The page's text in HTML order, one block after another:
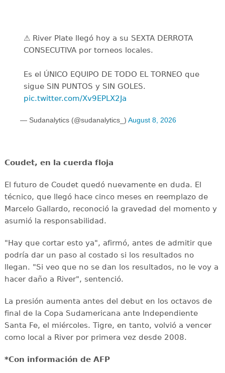
⚠️ River Plate llegó hoy a su SEXTA DERROTA
CONSECUTIVA por torneos locales.
Es el ÚNICO EQUIPO DE TODO EL TORNEO que
sigue SIN PUNTOS y SIN GOLES.
pic.twitter.com/Xv9EPLX2Ja
— Sudanalytics (@sudanalytics_) August 8, 2026
Coudet, en la cuerda floja
El futuro de Coudet quedó nuevamente en duda. El
técnico, que llegó hace cinco meses en reemplazo de
Marcelo Gallardo, reconoció la gravedad del momento y
asumió la responsabilidad.
"Hay que cortar esto ya", afirmó, antes de admitir que
podría dar un paso al costado si los resultados no
llegan. "Si veo que no se dan los resultados, no le voy a
hacer daño a River", sentenció.
La presión aumenta antes del debut en los octavos de
final de la Copa Sudamericana ante Independiente
Santa Fe, el miércoles. Tigre, en tanto, volvió a vencer
como local a River por primera vez desde 2008.
*Con información de AFP